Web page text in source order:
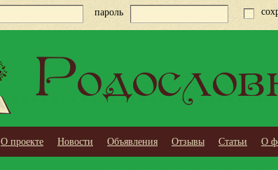
пароль
О проекте Новости Объявления Отзывы Статьи О